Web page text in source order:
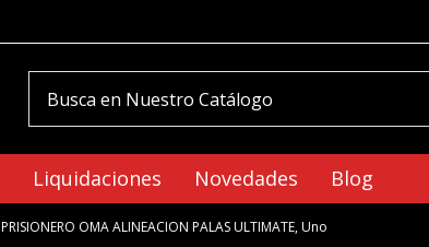
Liquidaciones Novedades Blog
PRISIONERO OMA ALINEACION PALAS ULTIMATE, Uno